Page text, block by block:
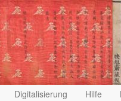
Digitalisierung Hilfe